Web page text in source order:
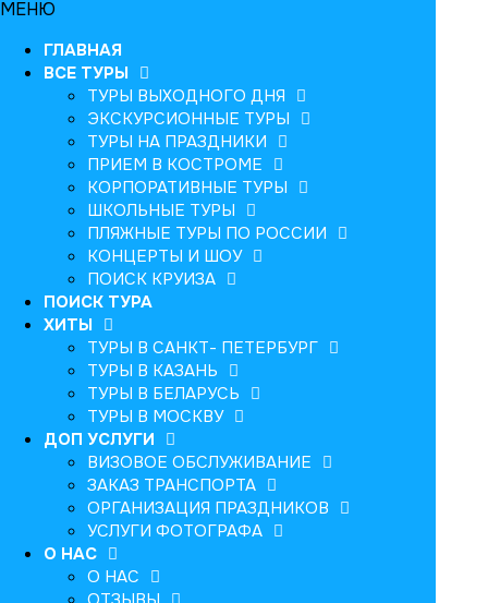
МЕНЮ
ГЛАВНАЯ
ВСЕ ТУРЫ
ТУРЫ ВЫХОДНОГО ДНЯ
ЭКСКУРСИОННЫЕ ТУРЫ
ТУРЫ НА ПРАЗДНИКИ
ПРИЕМ В КОСТРОМЕ
КОРПОРАТИВНЫЕ ТУРЫ
ШКОЛЬНЫЕ ТУРЫ
ПЛЯЖНЫЕ ТУРЫ ПО РОССИИ
КОНЦЕРТЫ И ШОУ
ПОИСК КРУИЗА
ПОИСК ТУРА
ХИТЫ
ТУРЫ В САНКТ- ПЕТЕРБУРГ
ТУРЫ В КАЗАНЬ
ТУРЫ В БЕЛАРУСЬ
ТУРЫ В МОСКВУ
ДОП УСЛУГИ
ВИЗОВОЕ ОБСЛУЖИВАНИЕ
ЗАКАЗ ТРАНСПОРТА
ОРГАНИЗАЦИЯ ПРАЗДНИКОВ
УСЛУГИ ФОТОГРАФА
О НАС
О НАС